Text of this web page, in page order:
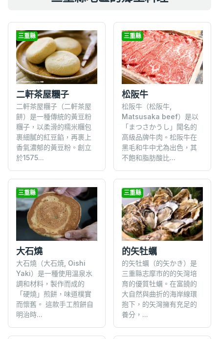
三重縣
二軒茶屋糰子
二軒茶屋糰子（二軒茶屋
餅）是一種傳統的黃豆粉
糰子，以柔滑的糯米糰包
裹細膩的紅豆餡，再裹上
香氣濃郁的黃豆粉。創立
於1575...
三重縣
松阪牛
松阪牛（松阪牛,
Matsusaka beef）是以
「まつさかうし」聞名的
高級品牌牛肉。松阪牛在
黑毛和牛中尤為出色，其
不飽和脂肪酸比...
三重縣
大石燒
大石燒（大石焼, Oishi
Yaki）是一種使用溫泉水
調和材料，製作而成的
「硬燒」煎餅，味道樸實
而懷舊。 這款手工煎餅自
明治時...
三重縣
的矢牡蠣
的矢牡蠣（的矢かき）是
三重縣志摩市的的矢灣培
育的優質牡蠣。在富饒的
大自然與曲折的海岸線環
抱下，的矢灣擁有充足的
養分，...